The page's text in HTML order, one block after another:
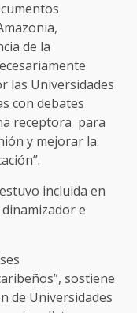
de la
las Universidades
con debates
receptora para
y mejorar la
incluida en
e
sostiene
de Universidades